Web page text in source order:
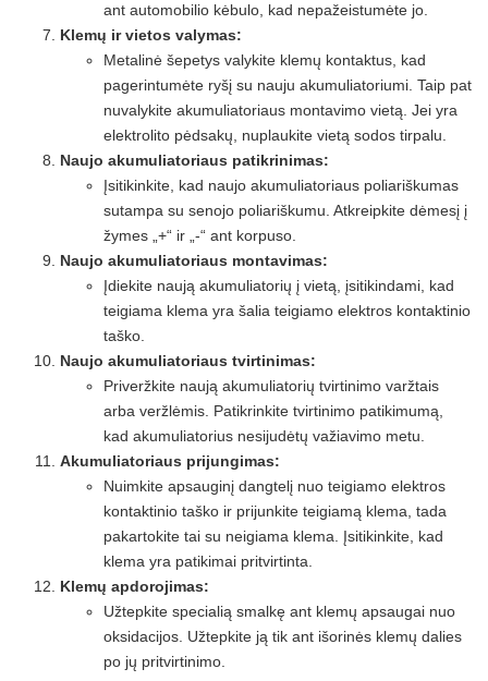
ant automobilio kėbulo, kad nepažeistumėte jo.
Klemų ir vietos valymas:
Metalinė šepetys valykite klemų kontaktus, kad
pagerintumėte ryšį su nauju akumuliatoriumi. Taip pat
nuvalykite akumuliatoriaus montavimo vietą. Jei yra
elektrolito pėdsakų, nuplaukite vietą sodos tirpalu.
Naujo akumuliatoriaus patikrinimas:
Įsitikinkite, kad naujo akumuliatoriaus poliariškumas
sutampa su senojo poliariškumu. Atkreipkite dėmesį į
žymes „+“ ir „-“ ant korpuso.
Naujo akumuliatoriaus montavimas:
Įdiekite naują akumuliatorių į vietą, įsitikindami, kad
teigiama klema yra šalia teigiamo elektros kontaktinio
taško.
Naujo akumuliatoriaus tvirtinimas:
Priveržkite naują akumuliatorių tvirtinimo varžtais
arba veržlėmis. Patikrinkite tvirtinimo patikimumą,
kad akumuliatorius nesijudėtų važiavimo metu.
Akumuliatoriaus prijungimas:
Nuimkite apsauginį dangtelį nuo teigiamo elektros
kontaktinio taško ir prijunkite teigiamą klema, tada
pakartokite tai su neigiama klema. Įsitikinkite, kad
klema yra patikimai pritvirtinta.
Klemų apdorojimas:
Užtepkite specialią smalkę ant klemų apsaugai nuo
oksidacijos. Užtepkite ją tik ant išorinės klemų dalies
po jų pritvirtinimo.